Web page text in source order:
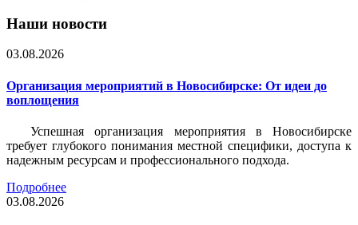
Наши новости
03.08.2026
Организация мероприятий в Новосибирске: От идеи до
воплощения
Успешная организация мероприятия в Новосибирске
требует глубокого понимания местной специфики, доступа к
надежным ресурсам и профессионального подхода.
Подробнее
03.08.2026